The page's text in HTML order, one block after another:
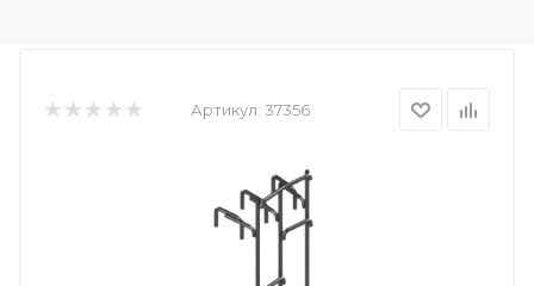
Артикул: 37356